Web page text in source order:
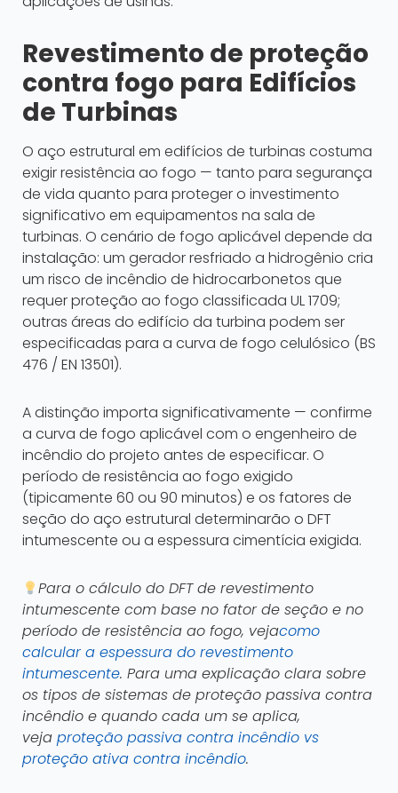
Revestimento de proteção
contra fogo para Edifícios
de Turbinas
O aço estrutural em edifícios de turbinas costuma
exigir resistência ao fogo — tanto para segurança
de vida quanto para proteger o investimento
significativo em equipamentos na sala de
turbinas. O cenário de fogo aplicável depende da
instalação: um gerador resfriado a hidrogênio cria
um risco de incêndio de hidrocarbonetos que
requer proteção ao fogo classificada UL 1709;
outras áreas do edifício da turbina podem ser
especificadas para a curva de fogo celulósico (BS
476 / EN 13501).
A distinção importa significativamente — confirme
a curva de fogo aplicável com o engenheiro de
incêndio do projeto antes de especificar. O
período de resistência ao fogo exigido
(tipicamente 60 ou 90 minutos) e os fatores de
seção do aço estrutural determinarão o DFT
intumescente ou a espessura cimentícia exigida.
Para o cálculo do DFT de revestimento
intumescente com base no fator de seção e no
período de resistência ao fogo, vejacomo
calcular a espessura do revestimento
intumescente. Para uma explicação clara sobre
os tipos de sistemas de proteção passiva contra
incêndio e quando cada um se aplica,
veja proteção passiva contra incêndio vs
proteção ativa contra incêndio.